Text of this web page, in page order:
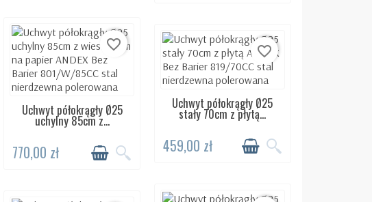
DOSTĘPNY 24H
favorite_border
Uchwyt półokrągły Ø25
uchylny 85cm z...
770,00 zł
DOSTĘPNY 24H
favorite_border
Uchwyt półokrągły Ø25
stały 70cm z płytą...
459,00 zł